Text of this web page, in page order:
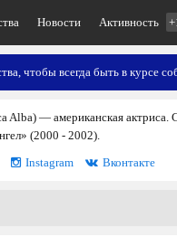
Новости Активность
чтобы всегда быть в курсе
Alba) — американская актриса.
(2000 - 2002).
Instagram Вконтакте